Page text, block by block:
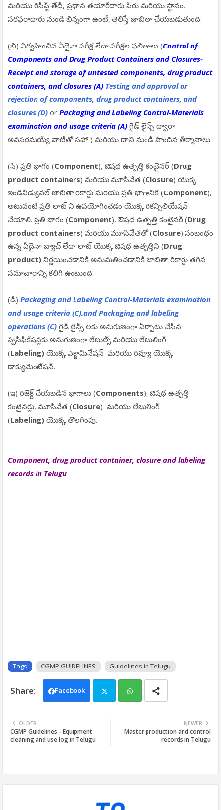
మరియు రిసిప్ట్ తేదీ, ప్రధాన తయారీదారు పేరు మరియు స్థానం,
సరఫరాదారు నుండి భిన్నంగా ఉంటే, తెలిస్తే జాబితా చేయబడుతుంది.
(బి) నిర్వహించిన ఏదైనా పరీక్ష లేదా పరీక్షల ఫలితాలు (Control of
Components and Drug Product Containers and Closures-
Receipt and storage of untested components, drug product
containers, and closures (A) Testing and approval or
rejection of components, drug product containers, and
closures (D) or Packaging and Labeling Control-Materials
examination and usage criteria (A) గైడ్ లైన్స్ ద్వారా
అవసరమయ్యే వాటితో సహా ) మరియు దాని నుండి పొందిన తీర్మానాలు.
(సి) ప్రతి భాగం (Component), ఔషధ ఉత్పత్తి కంటైనర్ (Drug
product containers) మరియు మూసివేత (Closure) యొక్క
ఇండివిడ్యువల్ జాబితా రికార్డు మరియు ప్రతి భాగానికి (Component),
అటువంటి ప్రతి లాట్ ని ఉపయోగించడం యొక్క రికన్సిలియేషన్
చేయాలి. ప్రతి భాగం (Component), ఔషధ ఉత్పత్తి కంటైనర్ (Drug
product containers) మరియు మూసివేతతో (Closure) సంబంధం
ఉన్న ఏదైనా బ్యాచ్ లేదా లాట్ యొక్క ఔషధ ఉత్పత్తిని (Drug
product) నిర్ణయించడానికి అనుమతించడానికి జాబితా రికార్డు తగిన
సమాచారాన్ని కలిగి ఉంటుంది.
(డి) Packaging and Labeling Control-Materials examination
and usage criteria (C).and Packaging and labeling
operations (C) గైడ్ లైన్స్ లకు అనుగుణంగా ఏర్పాటు చేసిన
స్పెసిఫికేషన్లకు అనుగుణంగా లేబుల్స్ మరియు లేబులింగ్
(Labeling) యొక్క ఎక్జామినేషన్ మరియు రివ్యూ యొక్క
డాక్యుమెంటేషన్.
(ఇ) రిజెక్ట్ చేయబడిన భాగాలు (Components), ఔషధ ఉత్పత్తి
కంటైనర్లు, మూసివేత (Closure) మరియు లేబులింగ్
(Labeling) యొక్క తొలగింపు.
Component, drug product container, closure and labeling
records in Telugu
Tags CGMP GUIDELINES Guidelines in Telugu
Facebook
ats
NEWER
Master production and control
records in Telugu
OLDER
CGMP Guidelines - Equipment
cleaning and use log in Telugu